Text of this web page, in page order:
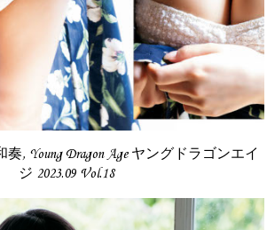
奏, Young Dragon Age ヤングドラゴンエイ
ジ 2023.09 Vol.18